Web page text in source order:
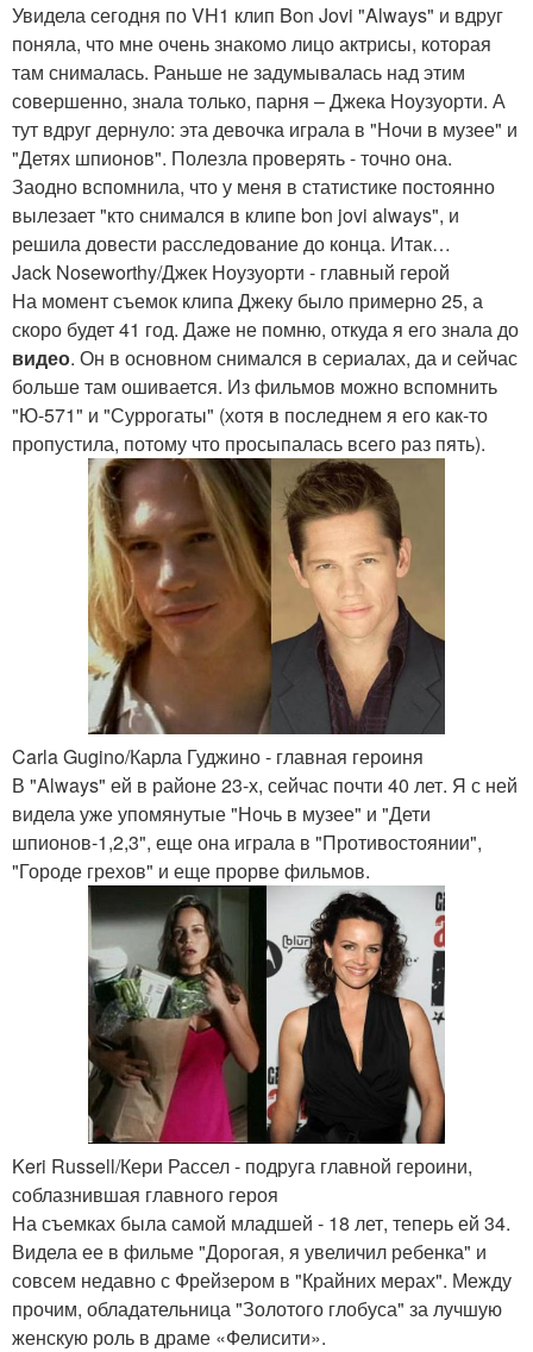
Увидела сегодня по VH1 клип Bon Jovi "Always" и вдруг
поняла, что мне очень знакомо лицо актрисы, которая
там снималась. Раньше не задумывалась над этим
совершенно, знала только, парня – Джека Ноузуорти. А
тут вдруг дернуло: эта девочка играла в "Ночи в музее" и
"Детях шпионов". Полезла проверять - точно она.
Заодно вспомнила, что у меня в статистике постоянно
вылезает "кто снимался в клипе bon jovi always", и
решила довести расследование до конца. Итак…
Jack Noseworthy/Джек Ноузуорти - главный герой
На момент съемок клипа Джеку было примерно 25, а
скоро будет 41 год. Даже не помню, откуда я его знала до
видео. Он в основном снимался в сериалах, да и сейчас
больше там ошивается. Из фильмов можно вспомнить
"Ю-571" и "Суррогаты" (хотя в последнем я его как-то
пропустила, потому что просыпалась всего раз пять).
Carla Gugino/Карла Гуджино - главная героиня
В "Always" ей в районе 23-х, сейчас почти 40 лет. Я с ней
видела уже упомянутые "Ночь в музее" и "Дети
шпионов-1,2,3", еще она играла в "Противостоянии",
"Городе грехов" и еще прорве фильмов.
Keri Russell/Кери Рассел - подруга главной героини,
соблазнившая главного героя
На съемках была самой младшей - 18 лет, теперь ей 34.
Видела ее в фильме "Дорогая, я увеличил ребенка" и
совсем недавно с Фрейзером в "Крайних мерах". Между
прочим, обладательница "Золотого глобуса" за лучшую
женскую роль в драме «Фелисити».